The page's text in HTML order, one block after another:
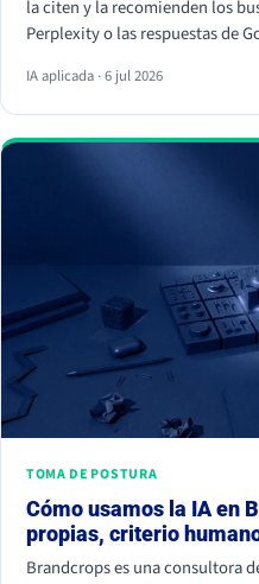
la citen y la recomienden los
Perplexity o las respuestas de
información citable, ganarte
experiencia real. Empieza hoy,
nombrar y a quién ignorar.
IA aplicada · 6 jul 2026
TOMA DE POSTURA
Cómo usamos la IA en
propias, criterio
Brandcrops es una consultora